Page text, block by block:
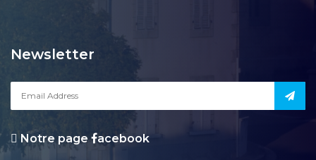
Newsletter
Notre page acebook